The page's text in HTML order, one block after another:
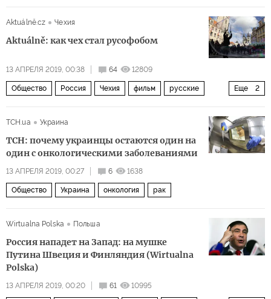
Aktuálně.cz
Чехия
Aktuálně: как чех стал русофобом
13 АПРЕЛЯ 2019, 00:38 64 12809
Еще 2
Общество Россия Чехия фильм русские
ТСН.ua
Украина
ТСН: почему украинцы остаются один на
один с онкологическими заболеваниями
13 АПРЕЛЯ 2019, 00:27 6 1638
Общество Украина онкология рак
Wirtualna Polska Польша
Россия нападет на Запад: на мушке
Путина Швеция и Финляндия (Wirtualna
Polska)
13 АПРЕЛЯ 2019, 00:20 61 10995